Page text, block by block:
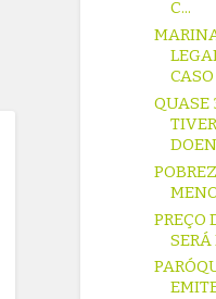
C...
CASO
QUASE
PREÇO